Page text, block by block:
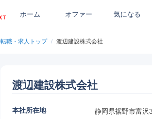
ホーム オファー 気になる
転職・求人トップ / 渡辺建設株式会社
渡辺建設株式会社
本社所在地 静岡県裾野市富沢